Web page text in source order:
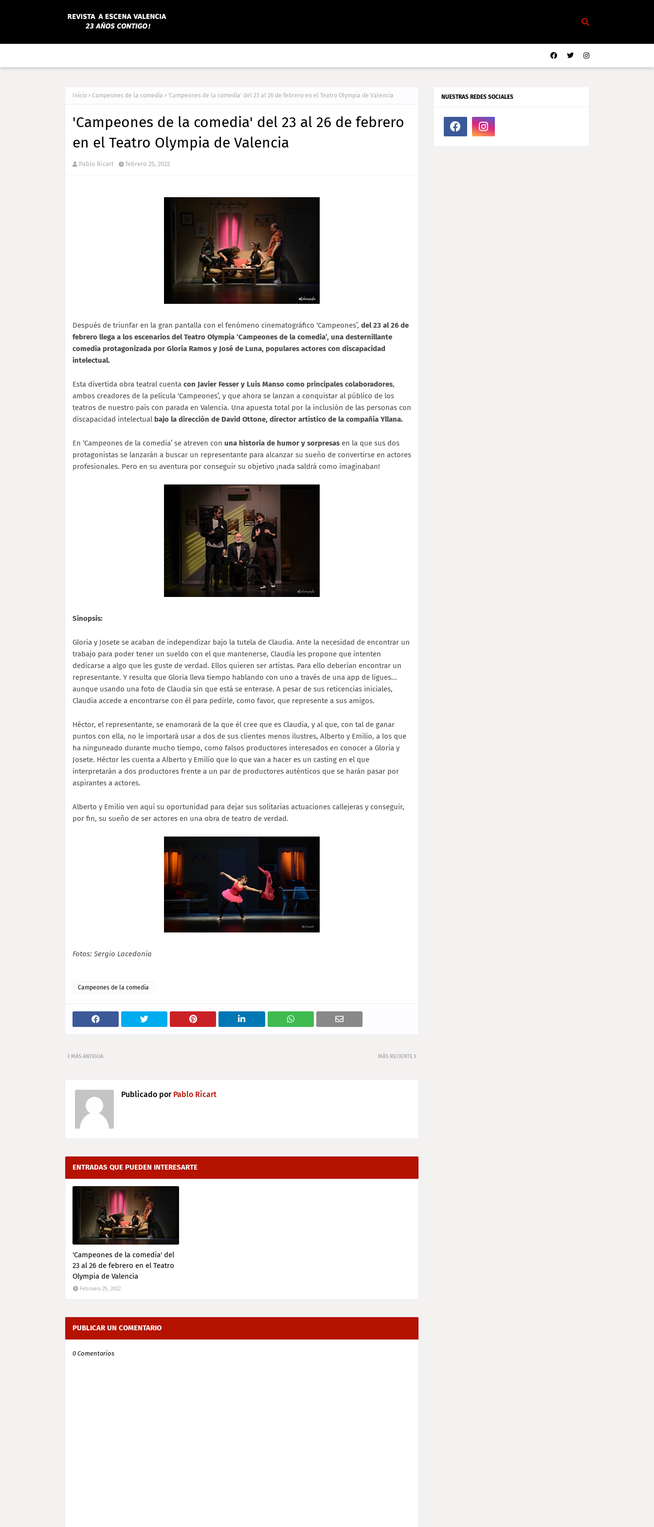
Inicio Campeones de la comedia 'Campeones de la comedia' del 23 al 26 de febrero en el Teatro Olympia de Valencia
'Campeones de la comedia' del 23 al 26 de febrero
en el Teatro Olympia de Valencia
Pablo Ricart febrero 25, 2022
Después de triunfar en la gran pantalla con el fenómeno cinematográfico ‘Campeones’, del 23 al 26 de
febrero llega a los escenarios del Teatro Olympia ‘Campeones de la comedia’, una desternillante
comedia protagonizada por Gloria Ramos y José de Luna, populares actores con discapacidad
intelectual.
Esta divertida obra teatral cuenta con Javier Fesser y Luis Manso como principales colaboradores,
ambos creadores de la película ‘Campeones’, y que ahora se lanzan a conquistar al público de los
teatros de nuestro país con parada en Valencia. Una apuesta total por la inclusión de las personas con
discapacidad intelectual bajo la dirección de David Ottone, director artístico de la compañía Yllana.
En ‘Campeones de la comedia’ se atreven con una historia de humor y sorpresas en la que sus dos
protagonistas se lanzarán a buscar un representante para alcanzar su sueño de convertirse en actores
profesionales. Pero en su aventura por conseguir su objetivo ¡nada saldrá como imaginaban!
Sinopsis:
Gloria y Josete se acaban de independizar bajo la tutela de Claudia. Ante la necesidad de encontrar un
trabajo para poder tener un sueldo con el que mantenerse, Claudia les propone que intenten
dedicarse a algo que les guste de verdad. Ellos quieren ser artistas. Para ello deberían encontrar un
representante. Y resulta que Gloria lleva tiempo hablando con uno a través de una app de ligues...
aunque usando una foto de Claudia sin que está se enterase. A pesar de sus reticencias iniciales,
Claudia accede a encontrarse con él para pedirle, como favor, que represente a sus amigos.
Héctor, el representante, se enamorará de la que él cree que es Claudia, y al que, con tal de ganar
puntos con ella, no le importará usar a dos de sus clientes menos ilustres, Alberto y Emilio, a los que
ha ninguneado durante mucho tiempo, como falsos productores interesados en conocer a Gloria y
Josete. Héctor les cuenta a Alberto y Emilio que lo que van a hacer es un casting en el que
interpretarán a dos productores frente a un par de productores auténticos que se harán pasar por
aspirantes a actores.
Alberto y Emilio ven aquí su oportunidad para dejar sus solitarias actuaciones callejeras y conseguir,
por fin, su sueño de ser actores en una obra de teatro de verdad.
Fotos: Sergio Lacedonia
Campeones de la comedia
MÁS RECIENTE
MÁS ANTIGUA
Publicado porPablo Ricart
ENTRADAS QUE PUEDEN INTERESARTE
'Campeones de la comedia' del
23 al 26 de febrero en el Teatro
Olympia de Valencia
February 25, 2022
PUBLICAR UN COMENTARIO
0 Comentarios
NUESTRAS REDES SOCIALES